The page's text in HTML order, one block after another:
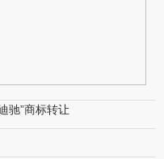
驰”商标转让